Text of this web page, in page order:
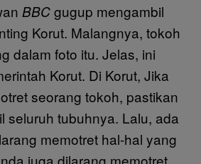
BBCgugup mengambil
Korut. Malangnya, tokoh
dalam foto itu. Jelas, ini
Korut. Di Korut, Jika
seorang tokoh, pastikan
seluruh tubuhnya. Lalu, ada
memotret hal-hal yang
juga dilarang memotret